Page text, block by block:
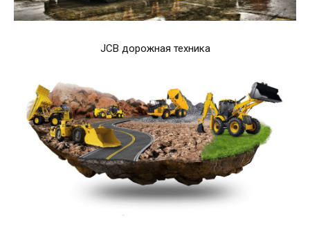
JCB дорожная техника